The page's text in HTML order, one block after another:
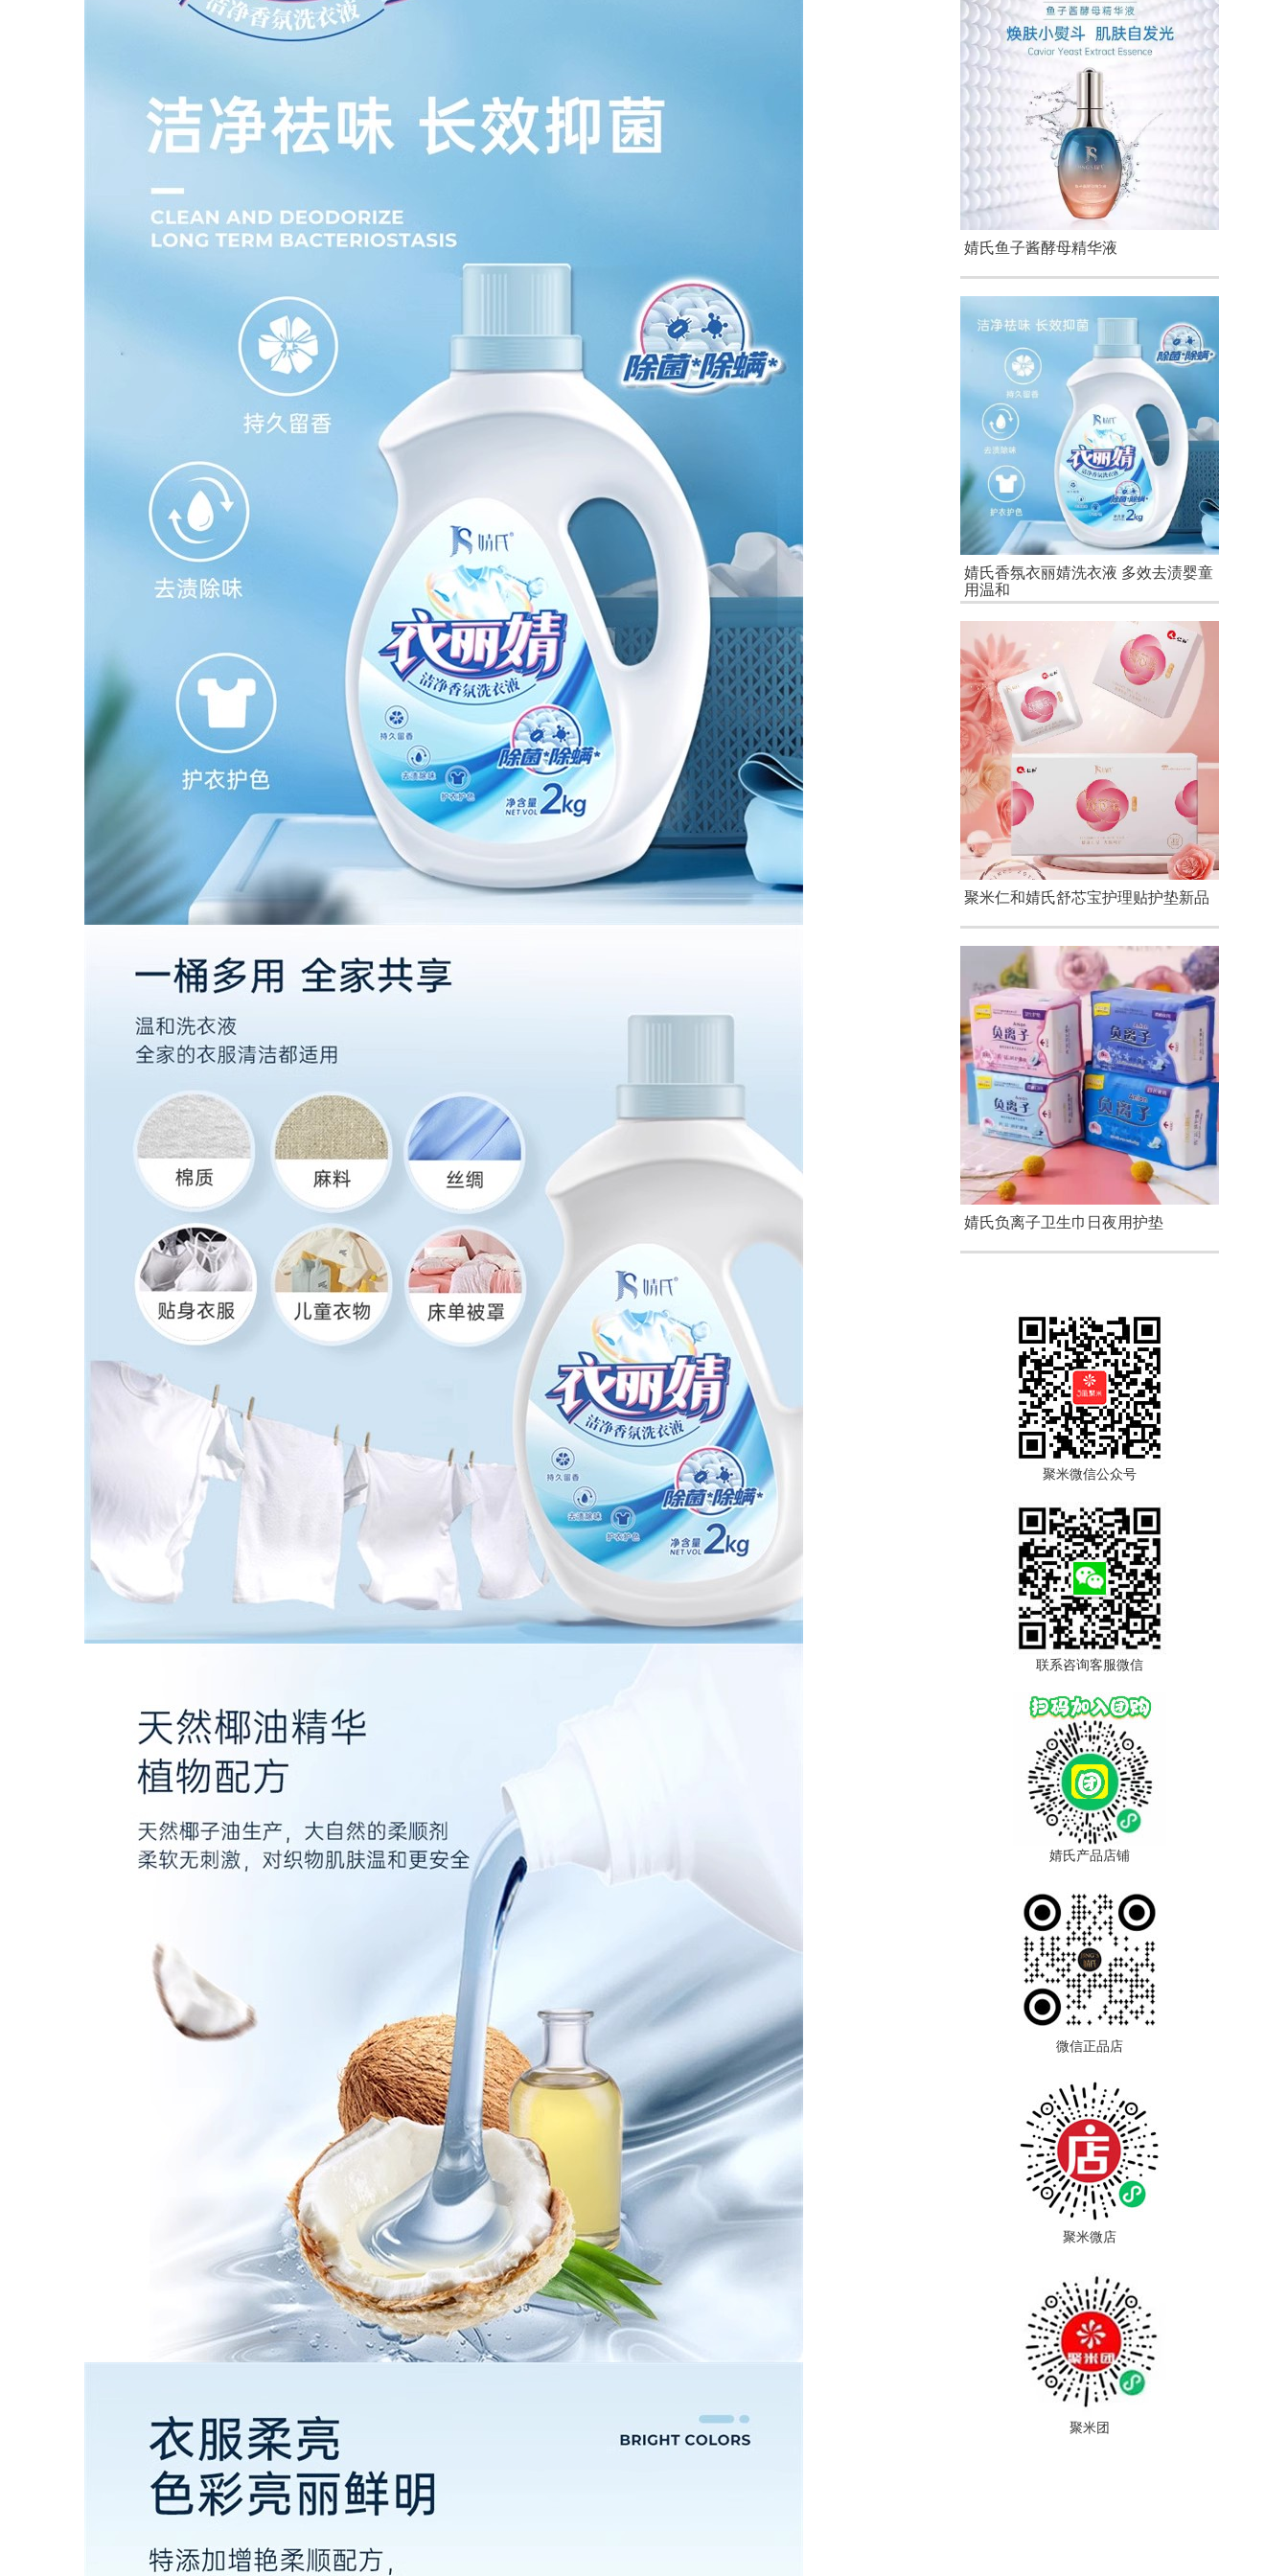
婧氏鱼子酱酵母精华液
婧氏香氛衣丽婧洗衣液 多效去渍婴童
用温和
聚米仁和婧氏舒芯宝护理贴护垫新品
婧氏负离子卫生巾日夜用护垫
聚米微信公众号
联系咨询客服微信
婧氏产品店铺
微信正品店
聚米微店
聚米团